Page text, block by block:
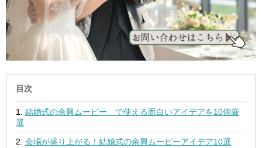
目次
結婚式の余興ムービー で使える面白いアイデアを10個厳
選
会場が盛り上がる！結婚式の余興ムービーアイデア10選